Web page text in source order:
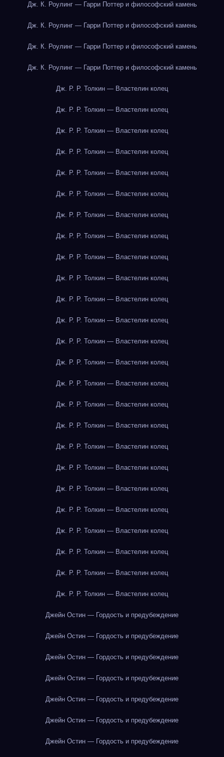
Дж. К. Роулинг — Гарри Поттер и философский камень
Дж. К. Роулинг — Гарри Поттер и философский камень
Дж. К. Роулинг — Гарри Поттер и философский камень
Дж. К. Роулинг — Гарри Поттер и философский камень
Дж. Р. Р. Толкин — Властелин колец
Дж. Р. Р. Толкин — Властелин колец
Дж. Р. Р. Толкин — Властелин колец
Дж. Р. Р. Толкин — Властелин колец
Дж. Р. Р. Толкин — Властелин колец
Дж. Р. Р. Толкин — Властелин колец
Дж. Р. Р. Толкин — Властелин колец
Дж. Р. Р. Толкин — Властелин колец
Дж. Р. Р. Толкин — Властелин колец
Дж. Р. Р. Толкин — Властелин колец
Дж. Р. Р. Толкин — Властелин колец
Дж. Р. Р. Толкин — Властелин колец
Дж. Р. Р. Толкин — Властелин колец
Дж. Р. Р. Толкин — Властелин колец
Дж. Р. Р. Толкин — Властелин колец
Дж. Р. Р. Толкин — Властелин колец
Дж. Р. Р. Толкин — Властелин колец
Дж. Р. Р. Толкин — Властелин колец
Дж. Р. Р. Толкин — Властелин колец
Дж. Р. Р. Толкин — Властелин колец
Дж. Р. Р. Толкин — Властелин колец
Дж. Р. Р. Толкин — Властелин колец
Дж. Р. Р. Толкин — Властелин колец
Дж. Р. Р. Толкин — Властелин колец
Дж. Р. Р. Толкин — Властелин колец
Джейн Остин — Гордость и предубеждение
Джейн Остин — Гордость и предубеждение
Джейн Остин — Гордость и предубеждение
Джейн Остин — Гордость и предубеждение
Джейн Остин — Гордость и предубеждение
Джейн Остин — Гордость и предубеждение
Джейн Остин — Гордость и предубеждение